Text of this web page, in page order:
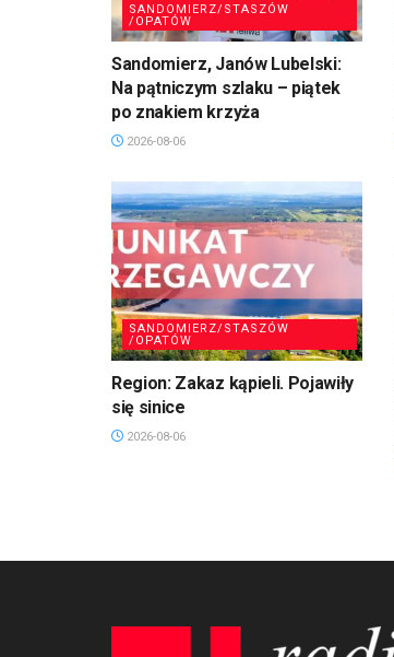
SANDOMIERZ/STASZÓW
/OPATÓW
Sandomierz, Janów Lubelski:
Na pątniczym szlaku – piątek
po znakiem krzyża
2026-08-06
SANDOMIERZ/STASZÓW
/OPATÓW
Region: Zakaz kąpieli. Pojawiły
się sinice
2026-08-06